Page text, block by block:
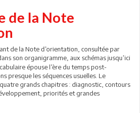
de la Note
de la Note d’orientation, consultée par
son organigramme, aux schémas jusqu’ici
épouse l’ère du temps post-
presque les séquences usuelles. Le
grands chapitres : diagnostic, contours
priorités et grandes